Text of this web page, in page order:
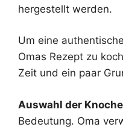
hergestellt werden.
Um eine
Omas Rezept zu
Zeit und ein paar
Auswahl der
Bedeutung. Oma